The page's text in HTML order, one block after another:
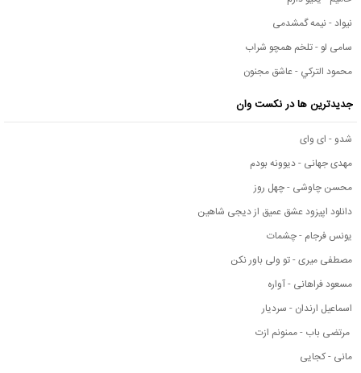
نیواد - نیمه گمشدمی
سامی لو - تلخم همچو شراب
محمود التركي - عاشق مجنون
جدیدترین ها در نکست وان
شدو - ای وای
مهدی جهانی - دیوونه بودم
محسن چاوشی - چهل روز
دانلود اپیزود عشق عمیق از دیجی شاهین
یونس فرجام - چشمات
مصطفی میری - تو ولی باور نکن
مسعود فراهانی - آواره
اسماعیل ارندان - سردیار
مرتضی باب - ممنونم ازت
مانی - کجایی